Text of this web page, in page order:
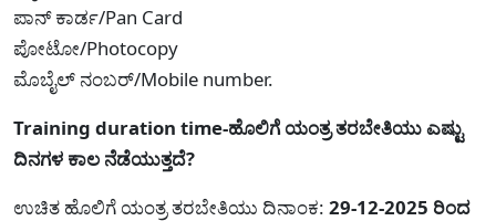
ಪಾನ್ ಕಾರ್ಡ/Pan Card
ಪೋಟೋ/Photocopy
ಮೊಬೈಲ್ ನಂಬರ್/Mobile number.
Training duration time-ಹೊಲಿಗೆ ಯಂತ್ರ ತರಬೇತಿಯು ಎಷ್ಟು
ದಿನಗಳ ಕಾಲ ನೆಡೆಯುತ್ತದೆ?
ಉಚಿತ ಹೊಲಿಗೆ ಯಂತ್ರ ತರಬೇತಿಯು ದಿನಾಂಕ: 29-12-2025 ರಿಂದ